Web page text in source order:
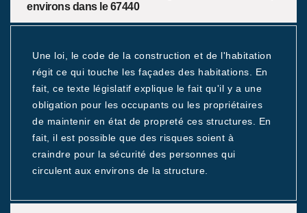
environs dans le 67440
Une loi, le code de la construction et de l'habitation
régit ce qui touche les façades des habitations. En
fait, ce texte législatif explique le fait qu'il y a une
obligation pour les occupants ou les propriétaires
de maintenir en état de propreté ces structures. En
fait, il est possible que des risques soient à
craindre pour la sécurité des personnes qui
circulent aux environs de la structure.